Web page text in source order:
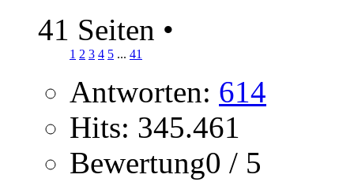
41 Seiten •
1 2 3 4 5 ... 41
Antworten: 614
Hits: 345.461
Bewertung0 / 5